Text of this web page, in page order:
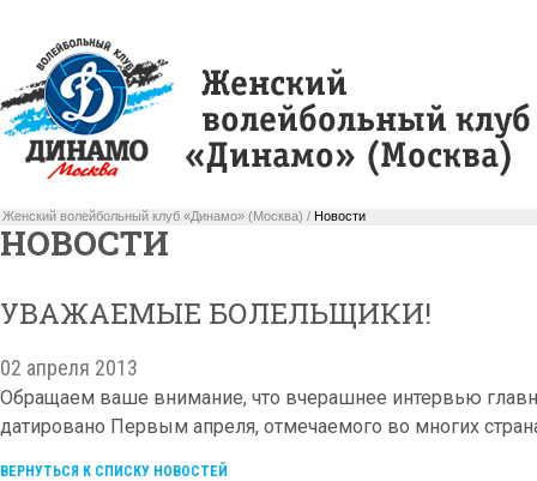
Женский волейбольный клуб «Динамо» (Москва) / Новости
НОВОСТИ
УВАЖАЕМЫЕ БОЛЕЛЬЩИКИ!
02 апреля 2013
Обращаем ваше внимание, что вчерашнее интервью
датировано Первым апреля, отмечаемого во многих
ВЕРНУТЬСЯ К СПИСКУ НОВОСТЕЙ